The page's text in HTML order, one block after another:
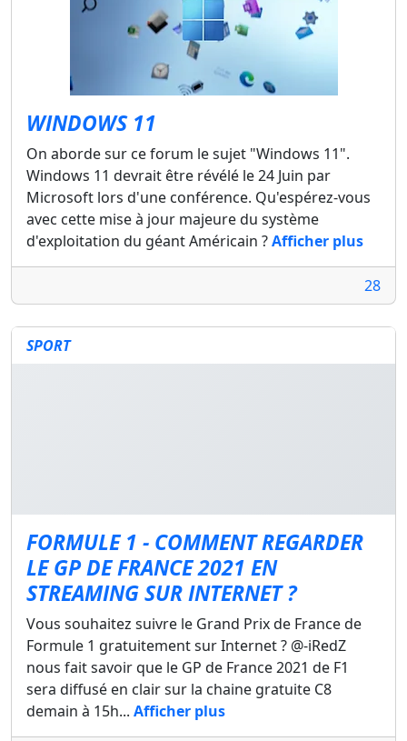
WINDOWS 11
On aborde sur ce forum le sujet "Windows 11".
Windows 11 devrait être révélé le 24 Juin par
Microsoft lors d'une conférence. Qu'espérez-vous
avec cette mise à jour majeure du système
d'exploitation du géant Américain ?Afficher plus
28
SPORT
FORMULE 1 - COMMENT REGARDER
LE GP DE FRANCE 2021 EN
STREAMING SUR INTERNET ?
Vous souhaitez suivre le Grand Prix de France de
Formule 1 gratuitement sur Internet ? @-iRedZ
nous fait savoir que le GP de France 2021 de F1
sera diffusé en clair sur la chaine gratuite C8
demain à 15h... Afficher plus